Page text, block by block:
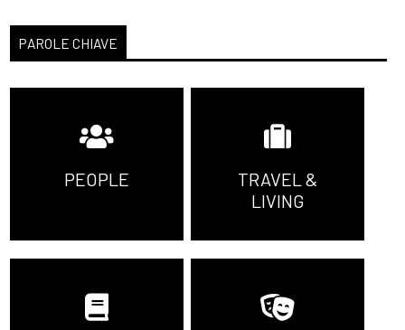
PAROLE CHIAVE
PEOPLE
TRAVEL &
LIVING